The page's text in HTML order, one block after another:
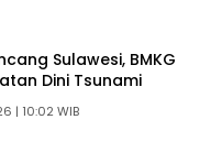
Sulawesi, BMKG
Dini Tsunami
| 10:02 WIB